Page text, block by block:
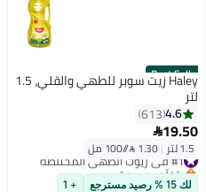
Best Seller Haley زيت سوبر للطهي والقلي، 1.5
لتر
4.6
613
19.50
1.5 لتر | #1 في زيوت الطهي المختلطة
بتخلّص بسرعة
#1 في زيوت الطهي المختلطةلك 15 % رصيد مسترجع + 1